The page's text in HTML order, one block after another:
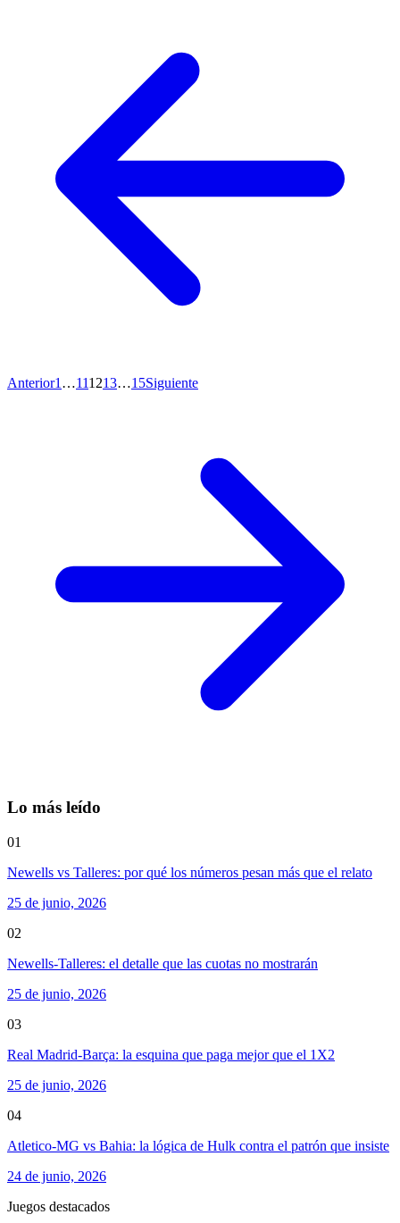
Anterior1 …111213…15Siguiente
Lo más leído
01
Newells vs Talleres: por qué los números pesan más que el relato
25 de junio, 2026
02
Newells-Talleres: el detalle que las cuotas no mostrarán
25 de junio, 2026
03
Real Madrid-Barça: la esquina que paga mejor que el 1X2
25 de junio, 2026
04
Atletico-MG vs Bahia: la lógica de Hulk contra el patrón que insiste
24 de junio, 2026
Juegos destacados